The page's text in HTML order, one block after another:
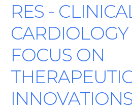
RES -
CARDIOLOGY
FOCUS ON
INNOVATIONS